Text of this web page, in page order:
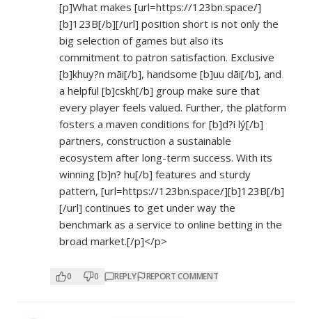
[p]What makes [url=https://123bn.space/]
[b]123B[/b][/url] position short is not only the
big selection of games but also its
commitment to patron satisfaction. Exclusive
[b]khuy?n mãi[/b], handsome [b]uu dãi[/b], and
a helpful [b]cskh[/b] group make sure that
every player feels valued. Further, the platform
fosters a maven conditions for [b]d?i lý[/b]
partners, construction a sustainable
ecosystem after long-term success. With its
winning [b]n? hu[/b] features and sturdy
pattern, [url=https://123bn.space/][b]123B[/b]
[/url] continues to get under way the
benchmark as a service to online betting in the
broad market.[/p]</p>
0 0 REPLY REPORT COMMENT